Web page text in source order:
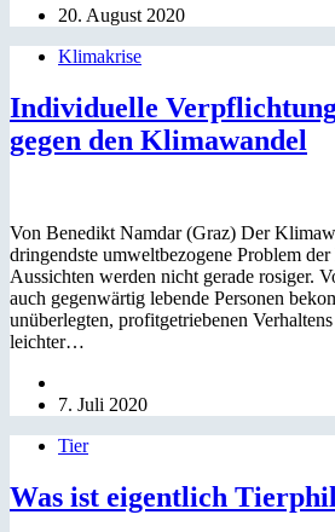
20. August 2020
Klimakrise
Individuelle
gegen den Klimawandel
Von Benedikt Namdar (Graz) Der
dringendste umweltbezogene Problem
Aussichten werden nicht gerade rosiger.
auch gegenwärtig lebende Personen
unüberlegten, profitgetriebenen
leichter…
7. Juli 2020
Tier
Was ist eigentlich